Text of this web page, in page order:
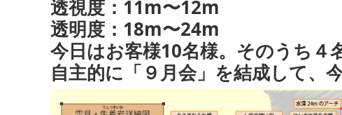
透視度：11m〜12m
透明度：18m〜24m
今日はお客様10名様。そのうち４
自主的に「９月会」を結成して、